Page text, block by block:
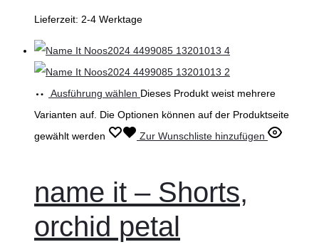
Lieferzeit: 2-4 Werktage
Ausführung wählen Dieses Produkt weist mehrere
Varianten auf. Die Optionen können auf der Produktseite
gewählt werden
Zur Wunschliste hinzufügen
name it – Shorts,
orchid petal